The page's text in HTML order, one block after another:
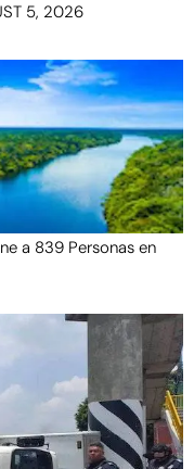
5, 2026
a 839 Personas en